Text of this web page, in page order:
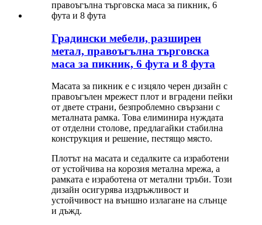
Градински мебели, разширен
метал, правоъгълна търговска
маса за пикник, 6 фута и 8 фута
Масата за пикник е с изцяло черен дизайн с
правоъгълен мрежест плот и вградени пейки
от двете страни, безпроблемно свързани с
металната рамка. Това елиминира нуждата
от отделни столове, предлагайки стабилна
конструкция и решение, пестящо място.
Плотът на масата и седалките са изработени
от устойчива на корозия метална мрежа, а
рамката е изработена от метални тръби. Този
дизайн осигурява издръжливост и
устойчивост на външно излагане на слънце
и дъжд.